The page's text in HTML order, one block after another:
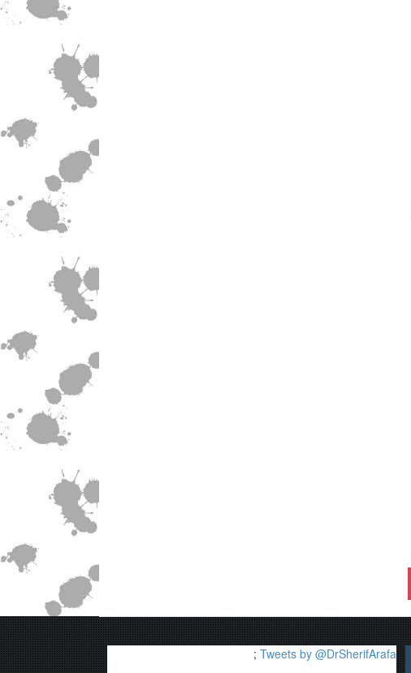
Tweets by @DrSherifArafa
;